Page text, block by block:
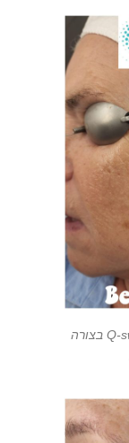
הסרת פיגמנטציה באמצעות Q-switched laser בצורה